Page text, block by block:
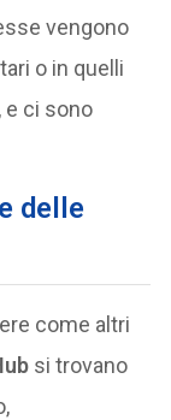
vengono
o in quelli
e ci sono
delle
come altri
si trovano